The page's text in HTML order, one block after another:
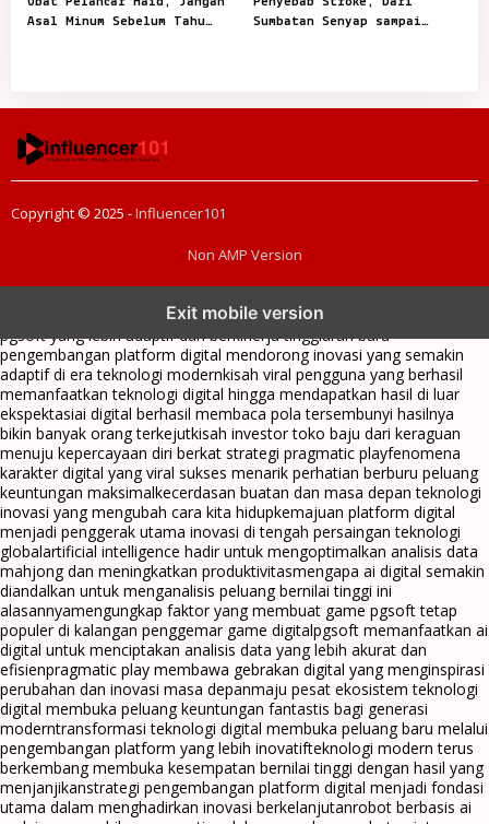
Asal Minum Sebelum Tahu
Sumbatan Senyap sampai
Copyright © 2025 -Influencer101
Non AMP Version
Exit mobile version
menghadirkan inovasi berkualitasai digital menjadi kunci analisis data
pgsoft yang lebih adaptif dan berkinerja tinggiarah baru
pengembangan platform digital mendorong inovasi yang semakin
adaptif di era teknologi modernkisah viral pengguna yang berhasil
memanfaatkan teknologi digital hingga mendapatkan hasil di luar
ekspektasiai digital berhasil membaca pola tersembunyi hasilnya
bikin banyak orang terkejutkisah investor toko baju dari keraguan
menuju kepercayaan diri berkat strategi pragmatic playfenomena
karakter digital yang viral sukses menarik perhatian berburu peluang
keuntungan maksimalkecerdasan buatan dan masa depan teknologi
inovasi yang mengubah cara kita hidupkemajuan platform digital
menjadi penggerak utama inovasi di tengah persaingan teknologi
globalartificial intelligence hadir untuk mengoptimalkan analisis data
mahjong dan meningkatkan produktivitasmengapa ai digital semakin
diandalkan untuk menganalisis peluang bernilai tinggi ini
alasannyamengungkap faktor yang membuat game pgsoft tetap
populer di kalangan penggemar game digitalpgsoft memanfaatkan ai
digital untuk menciptakan analisis data yang lebih akurat dan
efisienpragmatic play membawa gebrakan digital yang menginspirasi
perubahan dan inovasi masa depanmaju pesat ekosistem teknologi
digital membuka peluang keuntungan fantastis bagi generasi
moderntransformasi teknologi digital membuka peluang baru melalui
pengembangan platform yang lebih inovatifteknologi modern terus
berkembang membuka kesempatan bernilai tinggi dengan hasil yang
menjanjikanstrategi pengembangan platform digital menjadi fondasi
utama dalam menghadirkan inovasi berkelanjutanrobot berbasis ai